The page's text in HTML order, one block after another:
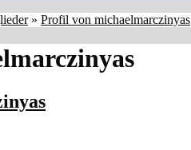
» Profil von michaelmarczinyas